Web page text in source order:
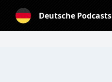
Deutsche Podcasts